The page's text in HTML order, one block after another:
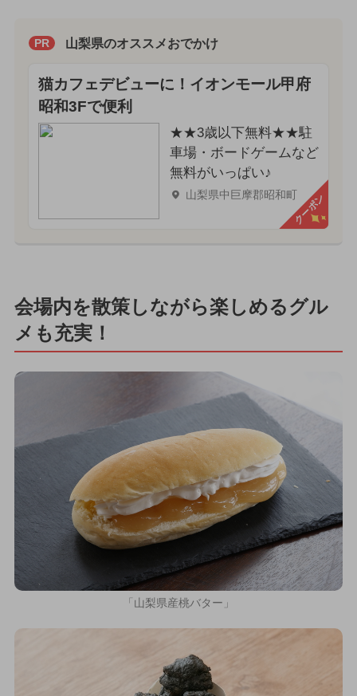
PR 山梨県のオススメおでかけ
猫カフェデビューに！イオンモール甲府
昭和3Fで便利
★★3歳以下無料★★駐
車場・ボードゲームなど
無料がいっぱい♪
山梨県中巨摩郡昭和町クーポン
会場内を散策しながら楽しめるグル
メも充実！
「山梨県産桃バター」